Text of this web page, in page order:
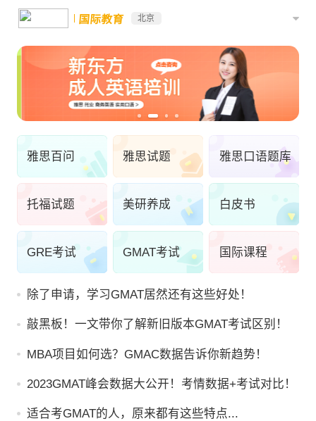
国际教育 北京
雅思百问 雅思试题 雅思口语题库
托福试题 美研养成 白皮书
GRE考试 GMAT考试 国际课程
除了申请，学习GMAT居然还有这些好处！
敲黑板！一文带你了解新旧版本GMAT考试区别！
MBA项目如何选？GMAC数据告诉你新趋势！
2023GMAT峰会数据大公开！考情数据+考试对比！
适合考GMAT的人，原来都有这些特点...